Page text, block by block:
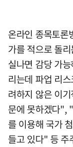
온라인 종목토론
가를 적으로 돌
실나면 감당 가
리는데 파업 리
려하지 않은 이
문에 못하겠다",
를 이용해 국가
들고 있다" 등 주